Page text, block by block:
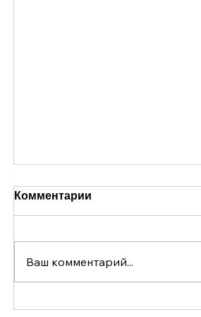
Комментарии
Ваш комментарий...